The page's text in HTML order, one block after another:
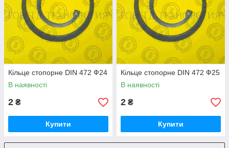
Кільце стопорне DIN 472 Ф24
В наявності
2 ₴
Купити
Кільце стопорне DIN 472 Ф25
В наявності
2 ₴
Купити